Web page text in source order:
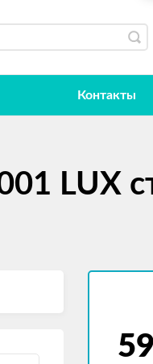
Контакты
LUX